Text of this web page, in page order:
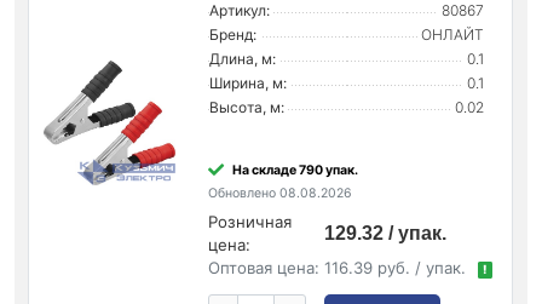
Артикул:
80867
Бренд:
ОНЛАЙТ
Длина, м:
0.1
Ширина, м:
0.1
Высота, м:
0.02
На складе 790 упак.
Обновлено 08.08.2026
Розничная
цена:
129.32 / упак.
Оптовая цена: 116.39 руб. / упак. !